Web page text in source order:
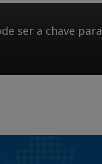
ser a chave para